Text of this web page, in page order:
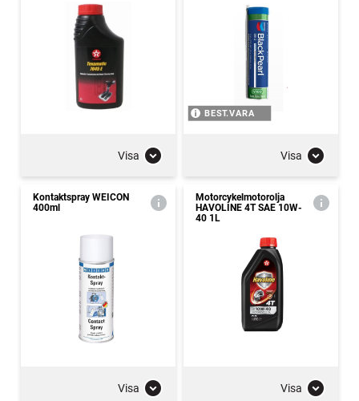
Visa
BEST.VARA
Visa
Kontaktspray WEICON
400ml
Visa
Motorcykelmotorolja
HAVOLINE 4T SAE 10W-
40 1L
Visa